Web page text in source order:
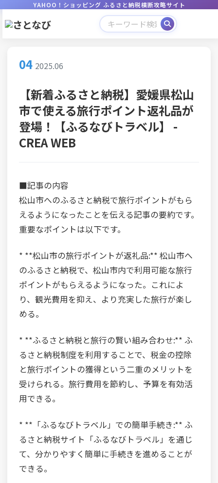
YAHOO！ショッピング ふるさと納税横断攻略サイト
04 2025.06
【新着ふるさと納税】愛媛県松山
市で使える旅行ポイント返礼品が
登場！【ふるなびトラベル】 -
CREA WEB
■記事の内容
松山市へのふるさと納税で旅行ポイントがもら
えるようになったことを伝える記事の要約です。
重要なポイントは以下です。
* **松山市の旅行ポイントが返礼品:** 松山市へ
のふるさと納税で、松山市内で利用可能な旅行
ポイントがもらえるようになった。これによ
り、観光費用を抑え、より充実した旅行が楽し
める。
* **ふるさと納税と旅行の賢い組み合わせ:** ふ
るさと納税制度を利用することで、税金の控除
と旅行ポイントの獲得という二重のメリットを
受けられる。旅行費用を節約し、予算を有効活
用できる。
* **「ふるなびトラベル」での簡単手続き:** ふ
るさと納税サイト「ふるなびトラベル」を通じ
て、分かりやすく簡単に手続きを進めることが
できる。